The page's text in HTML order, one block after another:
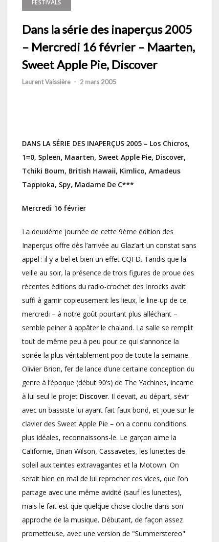
FESTIVALS
Dans la série des inaperçus 2005
– Mercredi 16 février – Maarten,
Sweet Apple Pie, Discover
Laurent Vaissière - 2 mars 2005
DANS LA SÉRIE DES INAPERÇUS 2005 – Los Chicros,
1=0, Spleen, Maarten, Sweet Apple Pie, Discover,
Tchiki Boum, British Hawaii, Kimlico, Amadeus
Tappioka, Spy, Madame De C***
Mercredi 16 février
La deuxième journée de cette 9ème édition des
Inaperçus offre dès l’arrivée au Glaz’art un constat sans
appel : il y a bel et bien un effet CQFD. Tandis que la
veille au soir, la présence de trois figures de proue des
récentes éditions du radio-crochet des Inrocks avait
suffi à garnir copieusement les lieux, le line-up de ce
mercredi – à notre goût pourtant plus alléchant –
semble peiner à appâter le chaland. La salle se remplit
tout de même peu à peu pour ce qui s’annonce la
soirée la plus véritablement pop de toute la semaine.
Olivier Brion, fer de lance d’une certaine conception du
genre à l’époque (début 90’s) de The Yachines, incarne
à lui seul le projet Discover. Il devait, au départ, sévir
avec un bassiste lui ayant fait faux bond, et joue sur le
clavier des Sweet Apple Pie – on a connu conditions
plus idéales, reconnaissons-le. Le garçon aime la
Californie, Brian Wilson, Cassavetes, les lunettes de
soleil aux teintes extravagantes et la Motown. On
serait bien en mal de lui reprocher ces vices, que l’on
partage avec une même avidité (sauf les lunettes),
mais le fait est que quelque chose cloche dans son
approche de la musique. Débutant, de façon assez
prometteuse, avec une version de "Summerstereo"